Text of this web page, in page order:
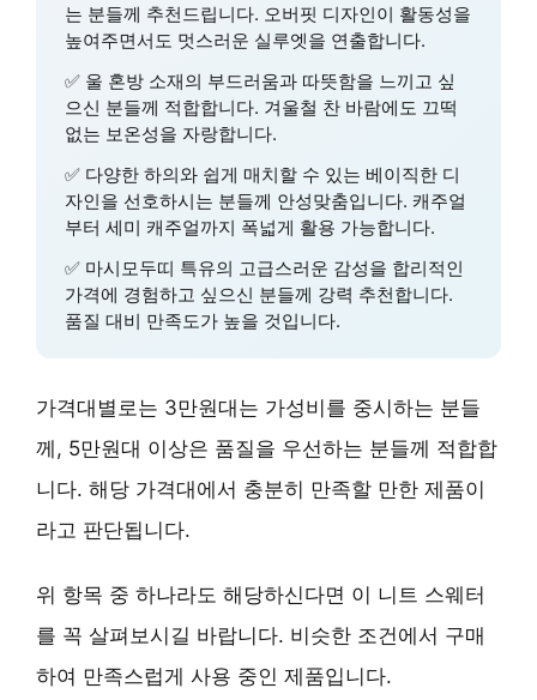
는 분들께 추천드립니다. 오버핏 디자인이 활동성을
높여주면서도 멋스러운 실루엣을 연출합니다.
✅ 울 혼방 소재의 부드러움과 따뜻함을 느끼고 싶
으신 분들께 적합합니다. 겨울철 찬 바람에도 끄떡
없는 보온성을 자랑합니다.
✅ 다양한 하의와 쉽게 매치할 수 있는 베이직한 디
자인을 선호하시는 분들께 안성맞춤입니다. 캐주얼
부터 세미 캐주얼까지 폭넓게 활용 가능합니다.
✅ 마시모두띠 특유의 고급스러운 감성을 합리적인
가격에 경험하고 싶으신 분들께 강력 추천합니다.
품질 대비 만족도가 높을 것입니다.
가격대별로는 3만원대는 가성비를 중시하는 분들
께, 5만원대 이상은 품질을 우선하는 분들께 적합합
니다. 해당 가격대에서 충분히 만족할 만한 제품이
라고 판단됩니다.
위 항목 중 하나라도 해당하신다면 이 니트 스웨터
를 꼭 살펴보시길 바랍니다. 비슷한 조건에서 구매
하여 만족스럽게 사용 중인 제품입니다.